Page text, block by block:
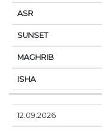
12.09.2026